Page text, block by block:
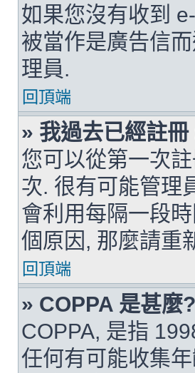
如果您沒有收到
被當作是廣告信
理員.
回頂端
» 我過去已經註
您可以從第一次
次. 很有可能管理
會利用每隔一段
個原因, 那麼請重
回頂端
» COPPA 是甚麼?
COPPA, 是指
任何有可能收集